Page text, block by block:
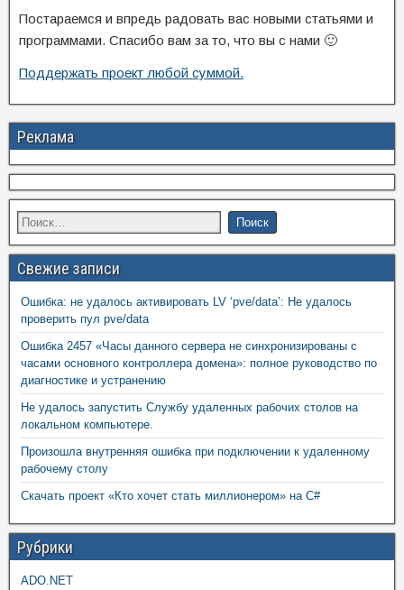
Постараемся и впредь радовать вас новыми статьями и
программами. Спасибо вам за то, что вы с нами 🙂
Поддержать проект любой суммой.
Реклама
Свежие записи
Ошибка: не удалось активировать LV ‘pve/data’: Не удалось
проверить пул pve/data
Ошибка 2457 «Часы данного сервера не синхронизированы с
часами основного контроллера домена»: полное руководство по
диагностике и устранению
Не удалось запустить Службу удаленных рабочих столов на
локальном компьютере.
Произошла внутренняя ошибка при подключении к удаленному
рабочему столу
Скачать проект «Кто хочет стать миллионером» на C#
Рубрики
ADO.NET